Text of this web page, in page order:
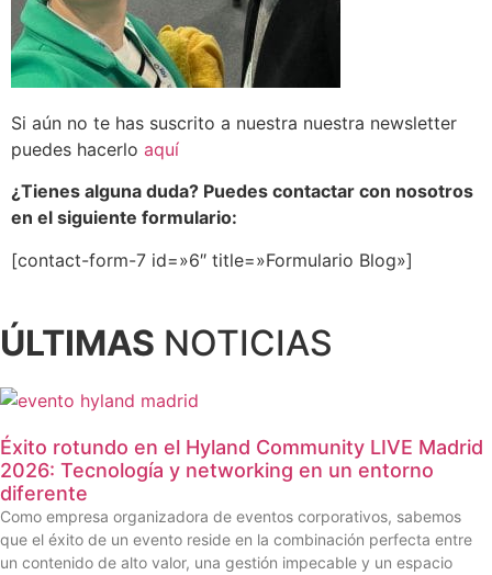
Si aún no te has suscrito a nuestra nuestra newsletter
puedes hacerlo aquí
¿Tienes alguna duda? Puedes contactar con nosotros
en el siguiente formulario:
[contact-form-7 id=»6″ title=»Formulario Blog»]
ÚLTIMAS NOTICIAS
Éxito rotundo en el Hyland Community LIVE Madrid
2026: Tecnología y networking en un entorno
diferente
Como empresa organizadora de eventos corporativos, sabemos
que el éxito de un evento reside en la combinación perfecta entre
un contenido de alto valor, una gestión impecable y un espacio